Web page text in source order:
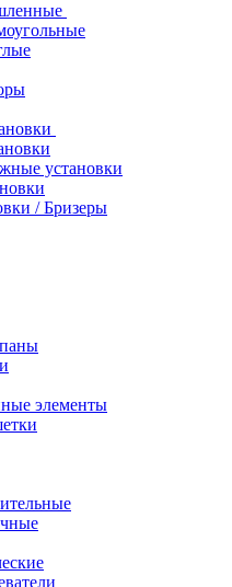
установки
/ Бризеры
элементы